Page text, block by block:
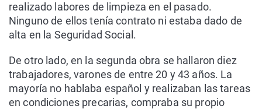
realizado labores de limpieza en el pasado.
Ninguno de ellos tenía contrato ni estaba dado de
alta en la Seguridad Social.
De otro lado, en la segunda obra se hallaron diez
trabajadores, varones de entre 20 y 43 años. La
mayoría no hablaba español y realizaban las tareas
en condiciones precarias, compraba su propio